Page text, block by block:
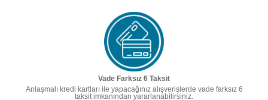
Vade Farksız 6 Taksit
Anlaşmalı kredi kartları ile yapacağınız alışverişlerde vade farksız 6
taksit imkanından yararlanabilirsiniz.